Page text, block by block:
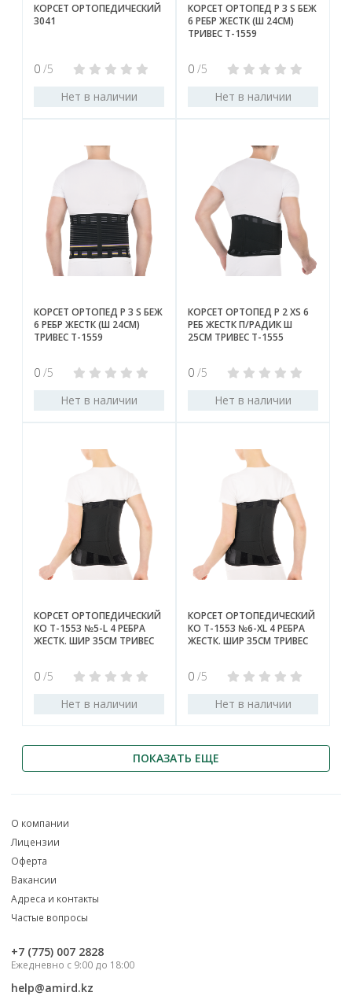
КОРСЕТ ОРТОПЕДИЧЕСКИЙ
3041
0 /5
Нет в наличии
КОРСЕТ ОРТОПЕД Р 3 S БЕЖ
6 РЕБР ЖЕСТК (Ш 24СМ)
ТРИВЕС Т-1559
0 /5
Нет в наличии
КОРСЕТ ОРТОПЕД Р 3 S БЕЖ
6 РЕБР ЖЕСТК (Ш 24СМ)
ТРИВЕС Т-1559
0 /5
Нет в наличии
КОРСЕТ ОРТОПЕД Р 2 ХS 6
РЕБ ЖЕСТК П/РАДИК Ш
25СМ ТРИВЕС Т-1555
0 /5
Нет в наличии
КОРСЕТ ОРТОПЕДИЧЕСКИЙ
КО Т-1553 №5-L 4 РЕБРА
ЖЕСТК. ШИР 35СМ ТРИВЕС
0 /5
Нет в наличии
КОРСЕТ ОРТОПЕДИЧЕСКИЙ
КО Т-1553 №6-XL 4 РЕБРА
ЖЕСТК. ШИР 35СМ ТРИВЕС
0 /5
Нет в наличии
ПОКАЗАТЬ ЕЩЕ
О компании
Лицензии
Оферта
Вакансии
Адреса и контакты
Частые вопросы
‎+7 (775) 007 2828
Ежедневно с 9:00 до 18:00
help@amird.kz